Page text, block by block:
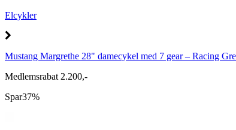
Elcykler
Mustang Margrethe 28" damecykel med 7 gear – Racing
Medlemsrabat 2.200,-
Spar37%